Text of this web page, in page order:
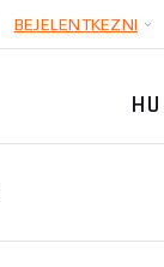
BEJELENTKEZNI
HU